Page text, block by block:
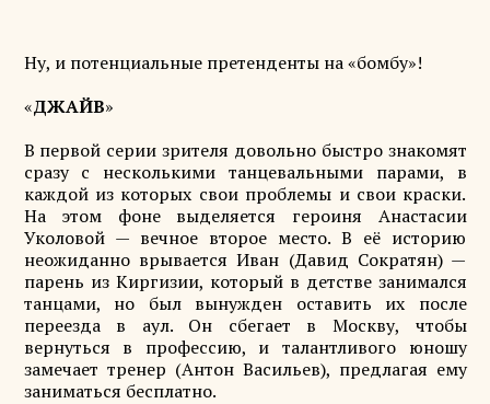
Ну, и потенциальные претенденты на «бомбу»!
«ДЖАЙВ»
В первой серии зрителя довольно быстро знакомят
сразу с несколькими танцевальными парами, в
каждой из которых свои проблемы и свои краски.
На этом фоне выделяется героиня Анастасии
Уколовой — вечное второе место. В её историю
неожиданно врывается Иван (Давид Сократян) —
парень из Киргизии, который в детстве занимался
танцами, но был вынужден оставить их после
переезда в аул. Он сбегает в Москву, чтобы
вернуться в профессию, и талантливого юношу
замечает тренер (Антон Васильев), предлагая ему
заниматься бесплатно.